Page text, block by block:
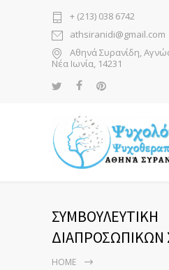
+ (213) 038 6742
athsiranidi@gmail.com
Αθηνά Συρανίδη,
Νέα Ιωνία, 14231
ΣΥΜΒΟΥΛΕΥΤΙΚΗ
ΔΙΑΠΡΟΣΩΠΙΚΩΝ
HOME